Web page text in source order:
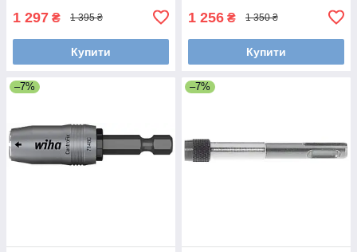
1 297 ₴ 1 395 ₴
Купити
1 256 ₴ 1 350 ₴
Купити
–7% –7%